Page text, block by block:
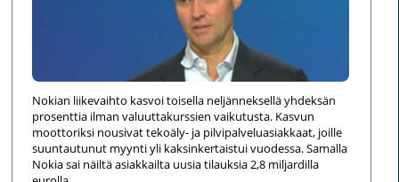
Nokian liikevaihto kasvoi toisella neljänneksellä yhdeksän
prosenttia ilman valuuttakurssien vaikutusta. Kasvun
moottoriksi nousivat tekoäly- ja pilvipalveluasiakkaat, joille
suuntautunut myynti yli kaksinkertaistui vuodessa. Samalla
Nokia sai näiltä asiakkailta uusia tilauksia 2,8 miljardilla